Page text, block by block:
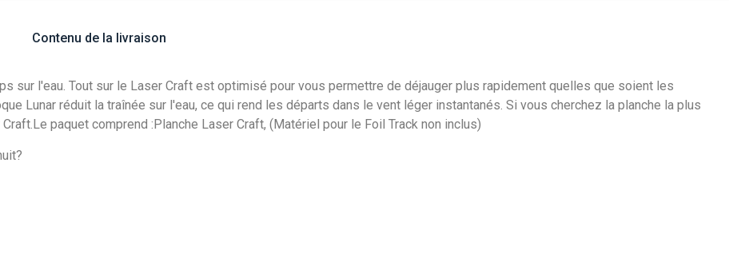
Contenu de la livraison
sur l'eau. Tout sur le Laser Craft est optimisé pour vous permettre de déjauger plus rapidement quelles que soient les
Lunar réduit la traînée sur l'eau, ce qui rend les départs dans le vent léger instantanés. Si vous cherchez la planche la plus
paquet comprend :Planche Laser Craft, (Matériel pour le Foil Track non inclus)